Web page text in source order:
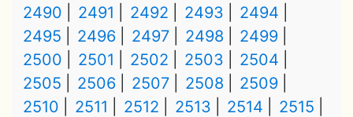
2490
2491 2492 2493
2494
2495
2496 2497 2498
2499
2500
2501 2502 2503
2504
2505
2506 2507 2508
2509
2510
2511 2512 2513 2514
2515